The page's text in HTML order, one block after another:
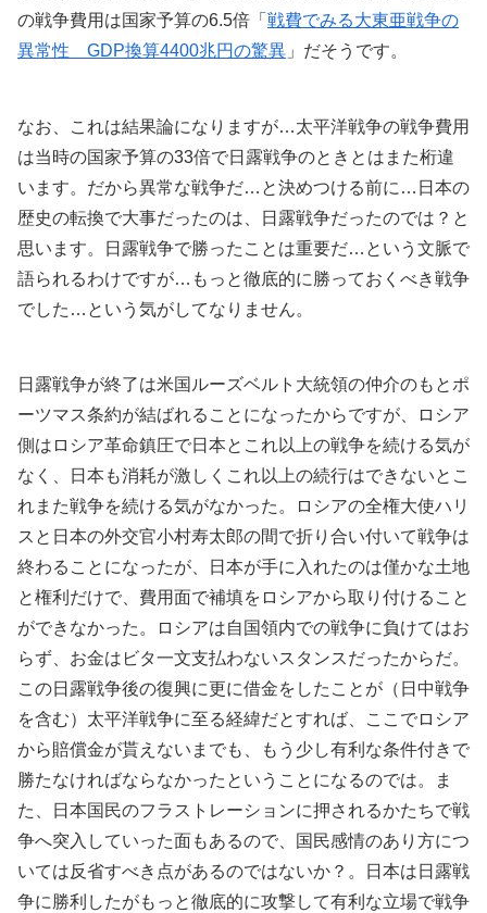
の戦争費用は国家予算の6.5倍「 戦費でみる大東亜戦争の
異常性 GDP換算4400兆円の驚異 」だそうです。
なお、これは結果論になりますが…太平洋戦争の戦争費用
は当時の国家予算の33倍で日露戦争のときとはまた桁違
います。だから異常な戦争だ…と決めつける前に…日本の
歴史の転換で大事だったのは、日露戦争だったのでは？と
思います。日露戦争で勝ったことは重要だ…という文脈で
語られるわけですが…もっと徹底的に勝っておくべき戦争
でした…という気がしてなりません。
日露戦争が終了は米国ルーズベルト大統領の仲介のもとポ
ーツマス条約が結ばれることになったからですが、ロシア
側はロシア革命鎮圧で日本とこれ以上の戦争を続ける気が
なく、日本も消耗が激しくこれ以上の続行はできないとこ
れまた戦争を続ける気がなかった。ロシアの全権大使ハリ
スと日本の外交官小村寿太郎の間で折り合い付いて戦争は
終わることになったが、日本が手に入れたのは僅かな土地
と権利だけで、費用面で補填をロシアから取り付けること
ができなかった。ロシアは自国領内での戦争に負けてはお
らず、お金はビタ一文支払わないスタンスだったからだ。
この日露戦争後の復興に更に借金をしたことが（日中戦争
を含む）太平洋戦争に至る経緯だとすれば、ここでロシア
から賠償金が貰えないまでも、もう少し有利な条件付きで
勝たなければならなかったということになるのでは。ま
た、日本国民のフラストレーションに押されるかたちで戦
争へ突入していった面もあるので、国民感情のあり方につ
いては反省すべき点があるのではないか？。日本は日露戦
争に勝利したがもっと徹底的に攻撃して有利な立場で戦争